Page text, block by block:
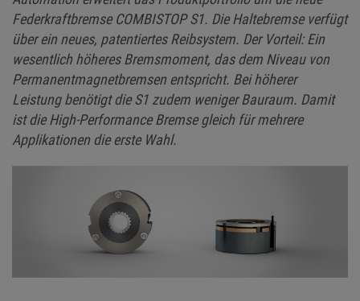
Federkraftbremse COMBISTOP S1. Die Haltebremse verfügt
über ein neues, patentiertes Reibsystem. Der Vorteil: Ein
wesentlich höheres Bremsmoment, das dem Niveau von
Permanentmagnetbremsen entspricht. Bei höherer
Leistung benötigt die S1 zudem weniger Bauraum. Damit
ist die High-Performance Bremse gleich für mehrere
Applikationen die erste Wahl.